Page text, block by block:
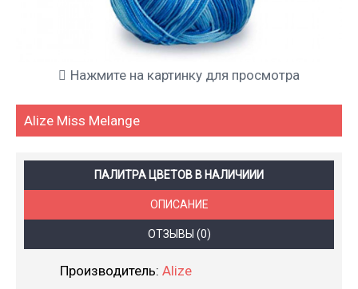
Нажмите на картинку для просмотра
Alize Miss Melange
ПАЛИТРА ЦВЕТОВ В НАЛИЧИИИ
ОПИСАНИЕ
ОТЗЫВЫ (0)
Производитель: Alize